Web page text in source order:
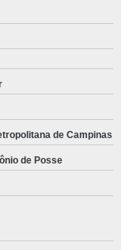
de Campinas
de Posse